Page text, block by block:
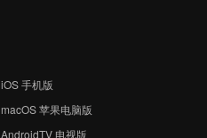
iOS 手机版
macOS 苹果电脑版
AndroidTV 电视版